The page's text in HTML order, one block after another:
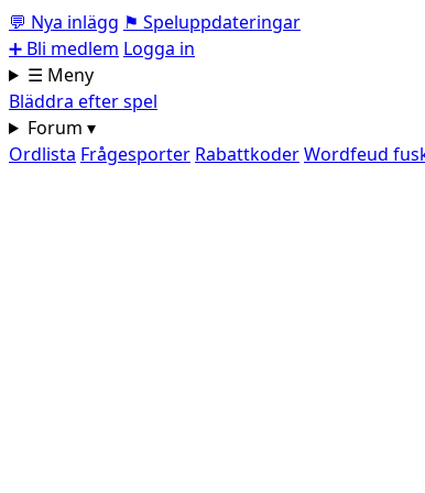
💬 Nya inlägg ⚑ Speluppdateringar
➕ Bli medlem Logga in
☰ Meny
Bläddra efter spel
Forum ▾
Ordlista Frågesporter RabattkoderWordfeud